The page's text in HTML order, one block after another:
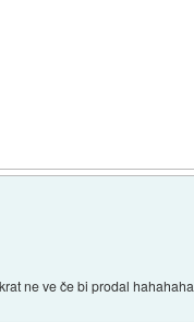
ne ve če bi prodal